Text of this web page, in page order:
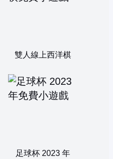
雙人線上西洋棋
足球杯 2023 年